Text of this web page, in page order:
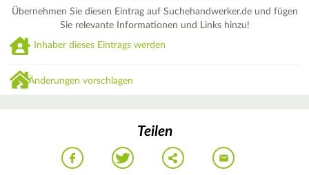
Übernehmen Sie diesen Eintrag auf Suchehandwerker.de und fügen
Sie relevante Informationen und Links hinzu!
Inhaber dieses Eintrags werden
Änderungen vorschlagen
Teilen